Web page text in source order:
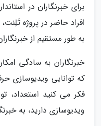
برای خبرنگاران در
افراد حاضر در پروژه
به طور مستقیم از
خبرنگاران به سادگی
که توانایی ویدیوسازی
فکر می کنید استعداد،
ویدیوسازی دارید، به